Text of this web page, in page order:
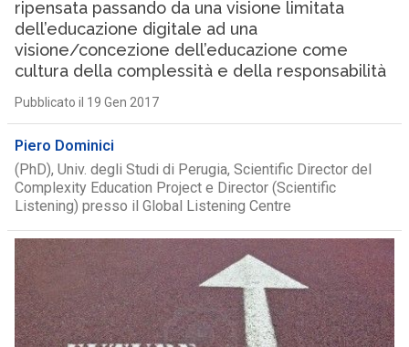
ripensata passando da una visione limitata
dell’educazione digitale ad una
visione/concezione dell’educazione come
cultura della complessità e della responsabilità
Pubblicato il 19 Gen 2017
Piero Dominici
(PhD), Univ. degli Studi di Perugia, Scientific Director del
Complexity Education Project e Director (Scientific
Listening) presso il Global Listening Centre